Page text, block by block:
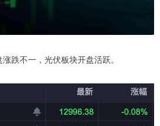
跌不一，光伏板块开盘活跃。